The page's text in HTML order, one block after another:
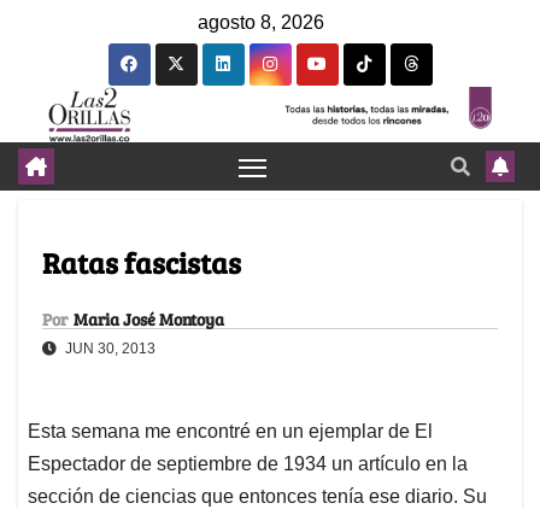
agosto 8, 2026
Ratas fascistas
Por Maria José Montoya
JUN 30, 2013
Esta semana me encontré en un ejemplar de El
Espectador de septiembre de 1934 un artículo en la
sección de ciencias que entonces tenía ese diario. Su